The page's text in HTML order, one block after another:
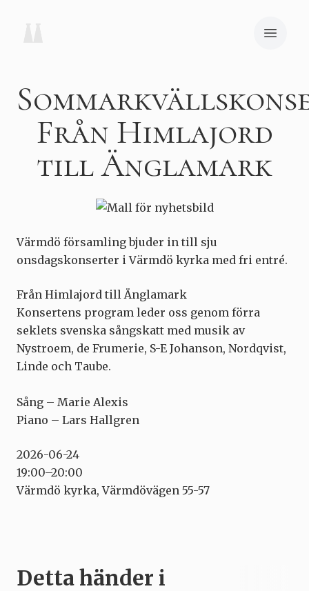
Från Himlajord
till Änglamark
Värmdö församling bjuder in till sju
onsdagskonserter i Värmdö kyrka med fri entré.
Från Himlajord till Änglamark
Konsertens program leder oss genom förra
seklets svenska sångskatt med musik av
Nystroem, de Frumerie, S-E Johanson, Nordqvist,
Linde och Taube.
Sång – Marie Alexis
Piano – Lars Hallgren
2026-06-24
19:00–20:00
Värmdö kyrka, Värmdövägen 55-57
Detta händer i